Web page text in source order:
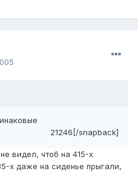
21246[/snapback]
видел, чтоб на 415-х
х даже на сиденье прыгали,